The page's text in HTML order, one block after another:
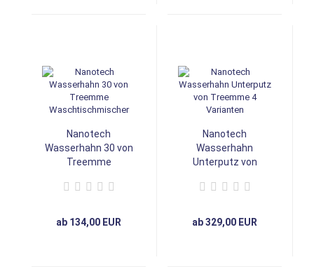
Nanotech
Wasserhahn 30 von
Treemme
ab 134,00 EUR
Nanotech
Wasserhahn
Unterputz von
Varianten
ab 329,00 EUR